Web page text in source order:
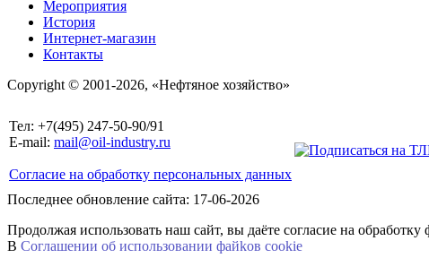
Мероприятия
История
Интернет-магазин
Контакты
Copyright © 2001-2026, «Нефтяное хозяйство»
Тел: +7(495) 247-50-90/91
E-mail: mail@oil-industry.ru
Согласие на обработку персональных данных
Последнее обновление сайта: 17-06-2026
Продолжая использовать наш сайт, вы даёте согласие на
В Соглашении об использовании файkов cookie